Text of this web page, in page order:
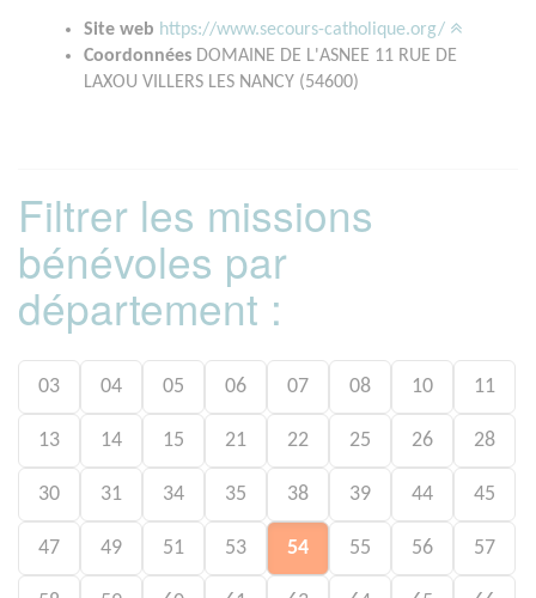
Site web https://www.secours-catholique.org/
Coordonnées DOMAINE DE L'ASNEE 11 RUE DE
LAXOU VILLERS LES NANCY (54600)
Filtrer les missions
bénévoles par
département :
03 04 05 06 07 08 10 11
13 14 15 21 22 25 26 28
30 31 34 35 38 39 44 45
47 49 51 53 54 55 56 57